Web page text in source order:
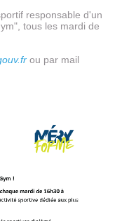
responsable d'un
tous les mardi de
ou par mail